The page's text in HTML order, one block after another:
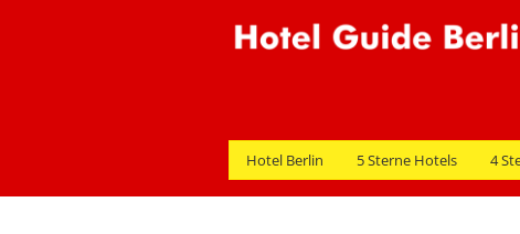
Hotel Berlin 5 Sterne Hotels 4